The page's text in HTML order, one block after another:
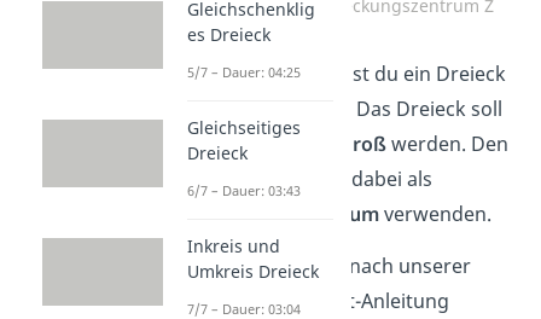
Dreieck und Streckungszentrum Z
Auf dem Bild siehst du ein Dreieck
und den Punkt Z: Das Dreieck soll
nundoppelt so großwerden. Den
Punkt Z sollst du dabei als
Streckungszentrumverwenden.
Dafür kannst du nach unserer
Schritt-für-Schritt-Anleitung
Gleichschenklig
es Dreieck
5/7 – Dauer: 04:25
Gleichseitiges
Dreieck
6/7 – Dauer: 03:43
Inkreis und
Umkreis Dreieck
7/7 – Dauer: 03:04